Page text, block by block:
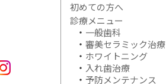
初めての方へ
診療メニュー
一般歯科
審美セラミック治療
ホワイトニング
入れ歯治療
予防メンテナンス